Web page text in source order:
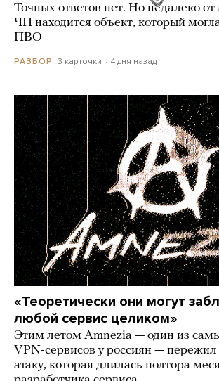
Точных ответов нет. Но недалеко от
ЧП находится объект, который
ПВО
РАЗБОР 3 карточки 4 дня назад
«Теоретически они могут
любой сервис целиком»
Этим летом Amnezia — один из
VPN-сервисов у россиян —
атаку, которая длилась полтора